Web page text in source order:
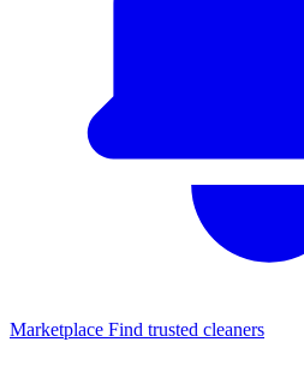
Marketplace Find trusted cleaners